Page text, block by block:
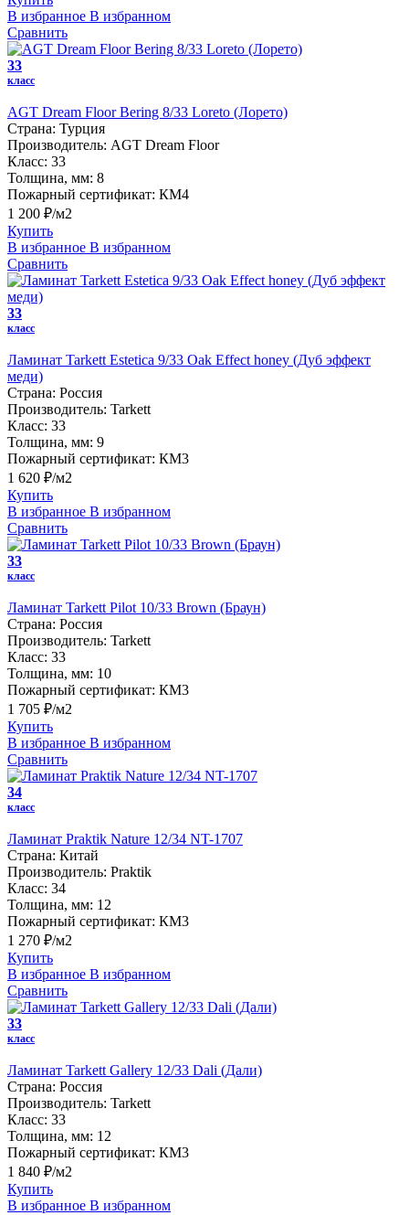
В избранное В избранном
Сравнить
33
класс
AGT Dream Floor Bering 8/33 Loreto (Лорето)
Страна: Турция
Производитель: AGT Dream Floor
Класс: 33
Толщина, мм: 8
Пожарный сертификат: КМ4
1 200 ₽/м2
Купить
В избранное В избранном
Сравнить
33
класс
Ламинат Tarkett Estetica 9/33 Oak Effect honey (Дуб эффект
меди)
Страна: Россия
Производитель: Tarkett
Класс: 33
Толщина, мм: 9
Пожарный сертификат: КМ3
1 620 ₽/м2
Купить
В избранное В избранном
Сравнить
33
класс
Ламинат Tarkett Pilot 10/33 Brown (Браун)
Страна: Россия
Производитель: Tarkett
Класс: 33
Толщина, мм: 10
Пожарный сертификат: КМ3
1 705 ₽/м2
Купить
В избранное В избранном
Сравнить
34
класс
Ламинат Praktik Nature 12/34 NT-1707
Страна: Китай
Производитель: Praktik
Класс: 34
Толщина, мм: 12
Пожарный сертификат: КМ3
1 270 ₽/м2
Купить
В избранное В избранном
Сравнить
33
класс
Ламинат Tarkett Gallery 12/33 Dali (Дали)
Страна: Россия
Производитель: Tarkett
Класс: 33
Толщина, мм: 12
Пожарный сертификат: КМ3
1 840 ₽/м2
Купить
В избранное В избранном